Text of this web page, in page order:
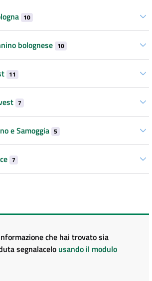
10
bolognese 10
11
7
e Samoggia 5
7
che hai trovato sia
segnalacelo usando il modulo